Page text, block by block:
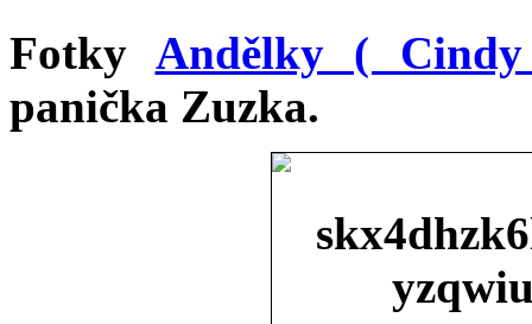
Fotky Andělky (
panička Zuzka.